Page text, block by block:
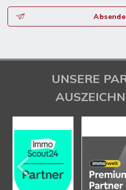
UNSERE